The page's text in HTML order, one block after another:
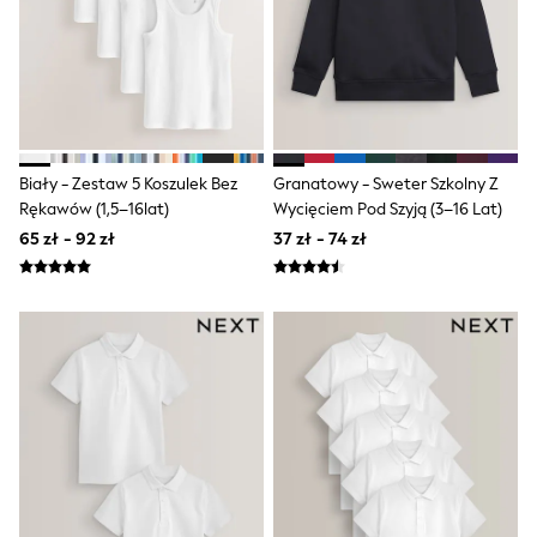
Trainers
Wide Fit
Shoes
All Underwear
New In
Nighties
Pyjamas
All Bags & Accessories
Bags
All Occasionwear
Wedding
Cardigans
Skirts
Denim Jackets
Biały - Zestaw 5 Koszulek Bez
Rękawów (1,5–16lat)
65 zł - 92 zł
Granatowy - Sweter Szkolny Z
Wycięciem Pod Szyją (3–16 Lat)
37 zł - 74 zł